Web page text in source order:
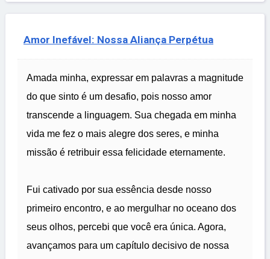
Amor Inefável: Nossa Aliança Perpétua
Amada minha, expressar em palavras a magnitude
do que sinto é um desafio, pois nosso amor
transcende a linguagem. Sua chegada em minha
vida me fez o mais alegre dos seres, e minha
missão é retribuir essa felicidade eternamente.
Fui cativado por sua essência desde nosso
primeiro encontro, e ao mergulhar no oceano dos
seus olhos, percebi que você era única. Agora,
avançamos para um capítulo decisivo de nossa